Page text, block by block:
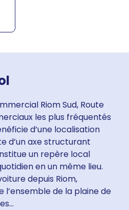
Riom Sud, Route
les plus fréquentés
d’une localisation
d’un axe structurant
un repère local
en un même lieu.
depuis Riom,
l’ensemble de la plaine de